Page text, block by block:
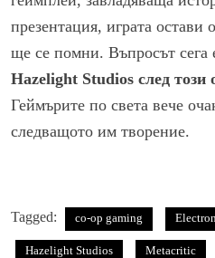
презентация, играта остави
ще се помни. Въпросът сега
Hazelight Studios след този
Геймърите по света вече
следващото им творение.
Tagged: co-op gaming
Hazelight Studios Metacritic